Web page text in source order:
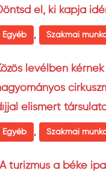
el, ki kapja
Egyéb , Szakmai
levélben
elismert
Egyéb , Szakmai
turizmus a béke